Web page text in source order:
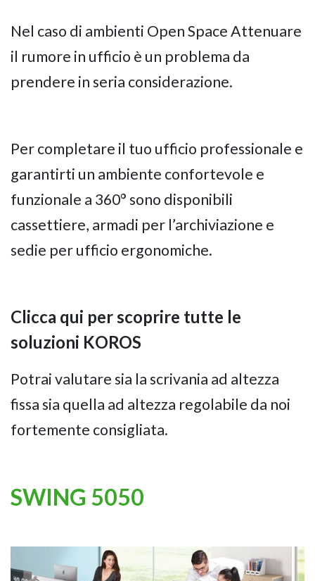
Nel caso di ambienti Open Space Attenuare
il rumore in ufficio è un problema da
prendere in seria considerazione.
Per completare il tuo ufficio professionale e
garantirti un ambiente confortevole e
funzionale a 360° sono disponibili
cassettiere, armadi per l’archiviazione e
sedie per ufficio ergonomiche.
Clicca qui per scoprire tutte le
soluzioni KOROS
Potrai valutare sia la scrivania ad altezza
fissa sia quella ad altezza regolabile da noi
fortemente consigliata.
SWING 5050